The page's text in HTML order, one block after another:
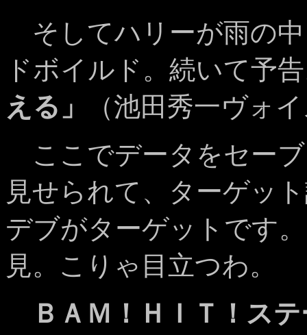
そしてハリーが雨の
ドボイルド。続いて予
える」
（池田秀一ヴォ
ここでデータをセー
見せられて、ターゲッ
デブがターゲットです
見。こりゃ目立つわ。
ＢＡＭ！ＨＩＴ！ス